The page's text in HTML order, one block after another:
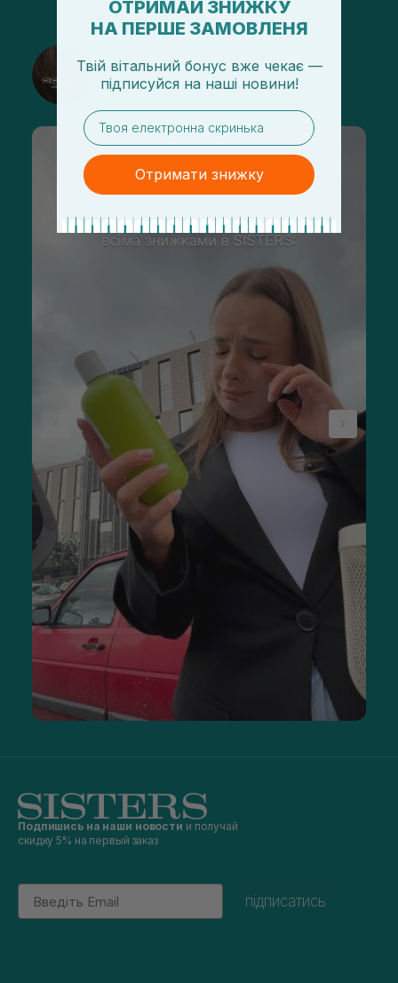
@sisters_stelmakh в Instagram
Подписаться
Подпишись на наши новости и получай
скидку 5% на первый заказ
Email
підписатись
ОТРИМАЙ ЗНИЖКУ
НА ПЕРШЕ ЗАМОВЛЕНЯ
Твій вітальний бонус вже чекає —
підписуйся на наші новини!
email
Отримати знижку